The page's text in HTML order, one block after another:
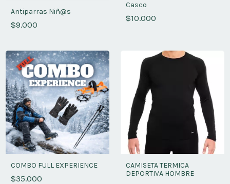
Antiparras Niñ@s
$9.000
Casco
$10.000
COMBO FULL EXPERIENCE
$35.000
CAMISETA TERMICA
DEPORTIVA HOMBRE